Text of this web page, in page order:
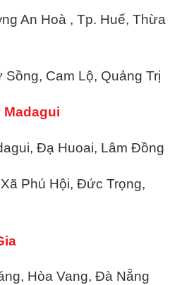
An Hoà , Tp. Huế, Thừa
Cam Lộ, Quảng Trị
Madagui
Đạ Huoai, Lâm Đồng
Phú Hội, Đức Trọng,
Hòa Vang, Đà Nẵng